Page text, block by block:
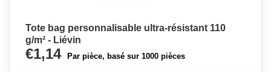
Tote bag personnalisable ultra-résistant 110
g/m² - Liévin
€1,14 Par pièce, basé sur 1000 pièces